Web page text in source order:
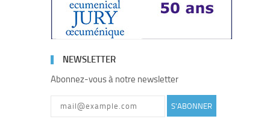
NEWSLETTER
Abonnez-vous à notre newsletter
S'ABONNER